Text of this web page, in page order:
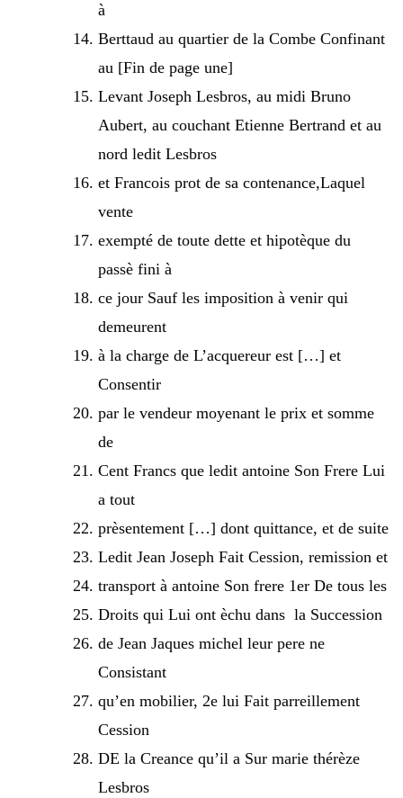
à
Berttaud au quartier de la Combe Confinant
au [Fin de page une]
Levant Joseph Lesbros, au midi Bruno
Aubert, au couchant Etienne Bertrand et au
nord ledit Lesbros
et Francois prot de sa contenance,Laquel
vente
exempté de toute dette et hipotèque du
passè fini à
ce jour Sauf les imposition à venir qui
demeurent
à la charge de L’acquereur est […] et
Consentir
par le vendeur moyenant le prix et somme
de
Cent Francs que ledit antoine Son Frere Lui
a tout
prèsentement […] dont quittance, et de suite
Ledit Jean Joseph Fait Cession, remission et
transport à antoine Son frere 1er De tous les
Droits qui Lui ont èchu dans la Succession
de Jean Jaques michel leur pere ne
Consistant
qu’en mobilier, 2e lui Fait parreillement
Cession
DE la Creance qu’il a Sur marie thérèze
Lesbros